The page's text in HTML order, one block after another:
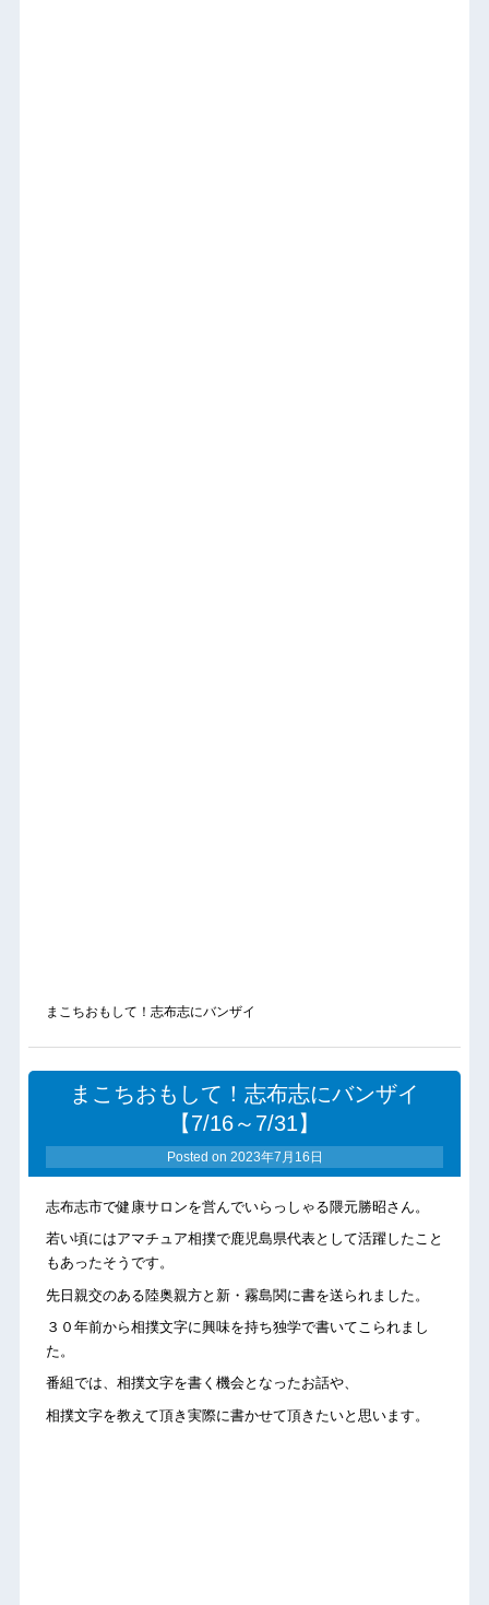
まこちおもして！志布志にバンザイ
まこちおもして！志布志にバンザイ
【7/16～7/31】
Posted on 2023年7月16日
志布志市で健康サロンを営んでいらっしゃる隈元勝昭さん。
若い頃にはアマチュア相撲で鹿児島県代表として活躍したこと
もあったそうです。
先日親交のある陸奥親方と新・霧島関に書を送られました。
３０年前から相撲文字に興味を持ち独学で書いてこられまし
た。
番組では、相撲文字を書く機会となったお話や、
相撲文字を教えて頂き実際に書かせて頂きたいと思います。